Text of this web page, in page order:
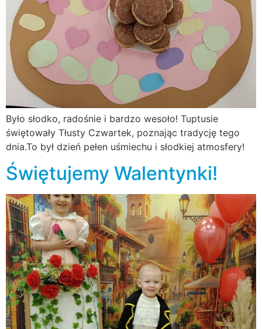
Było słodko, radośnie i bardzo wesoło! Tuptusie
świętowały Tłusty Czwartek, poznając tradycję tego
dnia.To był dzień pełen uśmiechu i słodkiej atmosfery!
Świętujemy Walentynki!